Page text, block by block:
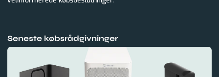
Seneste købsrådgivninger